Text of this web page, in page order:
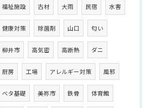
福祉施設 古材 大雨 民宿 水害
健康対策 除菌剤 山口 匂い
柳井市 高気密 高断熱 ダニ
厨房 工場 アレルギー対策 風邪
ベタ基礎 美祢市 鉄骨 体育館